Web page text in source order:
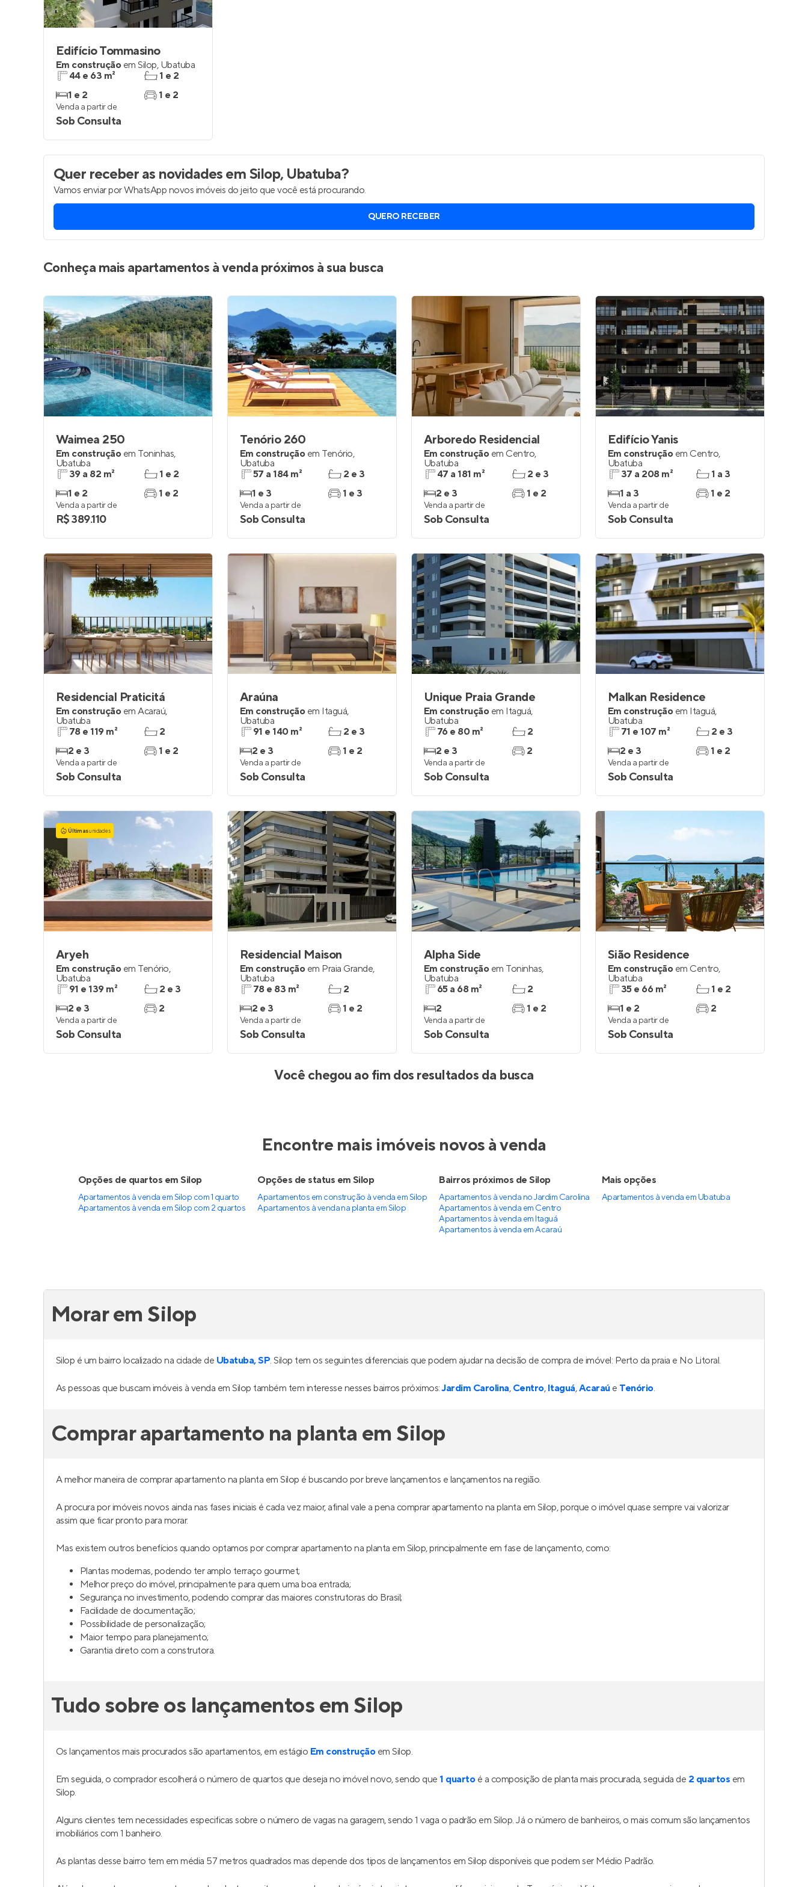
Edifício Tommasino
Em construção em Silop, Ubatuba
44 e 63 m²
1 e 2
1 e 2
1 e 2
Venda a partir de
Sob Consulta
Quer receber as novidadesem Silop, Ubatuba?
Vamos enviar por WhatsApp novos imóveis do jeito que você está procurando.
QUERO RECEBER
Conheça mais apartamentos à venda próximos à sua busca
Waimea 250
Em construção em Toninhas,
Ubatuba
39 a 82 m²
1 e 2
1 e 2
1 e 2
Venda a partir de
R$ 389.110
Tenório 260
Em construção em Tenório,
Ubatuba
57 a 184 m²
1 e 3
2 e 3
1 e 3
Venda a partir de
Sob Consulta
Arboredo Residencial
Em construção em Centro,
Ubatuba
47 a 181 m²
2 e 3
2 e 3
1 e 2
Venda a partir de
Sob Consulta
Edifício Yanis
Em construção em Centro,
Ubatuba
37 a 208 m²
1 a 3
1 a 3
1 e 2
Venda a partir de
Sob Consulta
Residencial Praticitá
Em construção em Acaraú,
Ubatuba
78 e 119 m²
2 e 3
2
1 e 2
Venda a partir de
Sob Consulta
Araúna
Em construção em Itaguá,
Ubatuba
91 e 140 m²
2 e 3
2 e 3
1 e 2
Venda a partir de
Sob Consulta
Unique Praia Grande
Em construção em Itaguá,
Ubatuba
76 e 80 m²
2 e 3
2
2
Venda a partir de
Sob Consulta
Malkan Residence
Em construção em Itaguá,
Ubatuba
71 e 107 m²
2 e 3
2 e 3
1 e 2
Venda a partir de
Sob Consulta
Últimasunidades
Aryeh
Em construção em Tenório,
Ubatuba
91 e 139 m²
2 e 3
2 e 3
2
Venda a partir de
Sob Consulta
Residencial Maison
Em construção em Praia Grande,
Ubatuba
78 e 83 m²
2 e 3
2
1 e 2
Venda a partir de
Sob Consulta
Alpha Side
Em construção em Toninhas,
Ubatuba
65 a 68 m²
2
2
1 e 2
Venda a partir de
Sob Consulta
Sião Residence
Em construção em Centro,
Ubatuba
35 e 66 m²
1 e 2
1 e 2
2
Venda a partir de
Sob Consulta
Você chegou ao fim dos resultados da busca
Encontre mais imóveis novos à venda
Opções de quartos em Silop
Apartamentos à venda em Silop com 1 quarto
Apartamentos à venda em Silop com 2 quartos
Opções de status em Silop
Apartamentos em construção à venda em Silop
Apartamentos à venda na planta em Silop
Bairros próximos de Silop
Apartamentos à venda no Jardim Carolina
Apartamentos à venda em Centro
Apartamentos à venda em Itaguá
Apartamentos à venda em Acaraú
Mais opções
Apartamentos à venda em Ubatuba
Morar em Silop
Silop é um bairro localizado na cidade de Ubatuba, SP. Silop tem os seguintes diferenciais que podem ajudar na decisão de compra de imóvel: Perto da praia e No Litoral.
As pessoas que buscam imóveis à venda em Silop também tem interesse nesses bairros próximos:Jardim Carolina, Centro, Itaguá,Acaraúe Tenório.
Comprar apartamento na planta em Silop
A melhor maneira de comprar apartamento na planta em Silop é buscando por breve lançamentos e lançamentos na região.
A procura por imóveis novos ainda nas fases iniciais é cada vez maior, afinal vale a pena comprar apartamento na planta em Silop, porque o imóvel quase sempre vai valorizar
assim que ficar pronto para morar.
Mas existem outros benefícios quando optamos por comprar apartamento na planta em Silop, principalmente em fase de lançamento, como:
Plantas modernas, podendo ter amplo terraço gourmet;
Melhor preço do imóvel, principalmente para quem uma boa entrada;
Segurança no investimento, podendo comprar das maiores construtoras do Brasil;
Facilidade de documentação;
Possibilidade de personalização;
Maior tempo para planejamento;
Garantia direto com a construtora.
Tudo sobre os lançamentos em Silop
Os lançamentos mais procurados são apartamentos, em estágio Em construçãoem Silop.
Em seguida, o comprador escolherá o número de quartos que deseja no imóvel novo, sendo que 1 quartoé a composição de planta mais procurada, seguida de 2 quartos em
Silop.
Alguns clientes tem necessidades especificas sobre o número de vagas na garagem, sendo 1 vaga o padrão em Silop. Já o número de banheiros, o mais comum são lançamentos
imobiliários com 1 banheiro.
As plantas desse bairro tem em média 57 metros quadrados mas depende dos tipos de lançamentos em Silop disponíveis que podem ser Médio Padrão.